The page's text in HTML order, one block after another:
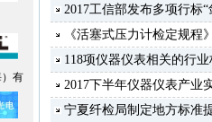
有
2017工信部发布多项行标
《活塞式压力计检定规程
118项仪器仪表相关的行
2017下半年仪器仪表产业
宁夏纤检局制定地方标准